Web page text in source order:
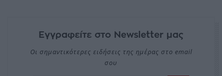
Εγγραφείτε στο Newsletter μας
Οι σημαντικότερες ειδήσεις της ημέρας στο email
σου